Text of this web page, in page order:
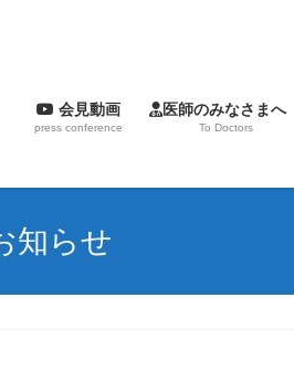
会見動画
press conference
医師のみなさまへ
To Doctors
知らせ